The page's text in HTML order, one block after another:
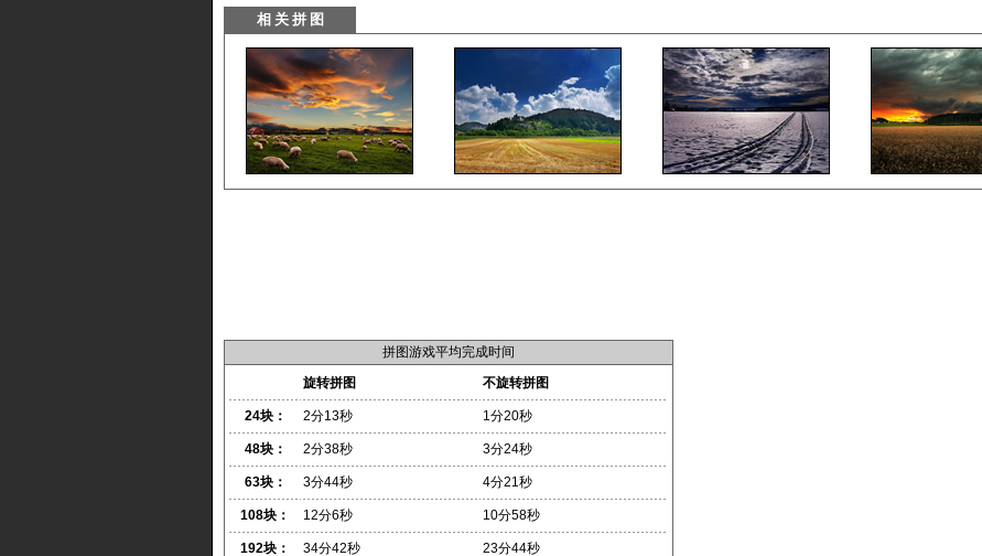
拼图游戏平均完成时间
旋转拼图
不旋转拼图
24块： 2分13秒 1分20秒
48块： 2分38秒 3分24秒
63块： 3分44秒 4分21秒
108块： 12分6秒 10分58秒
192块： 34分42秒 23分44秒